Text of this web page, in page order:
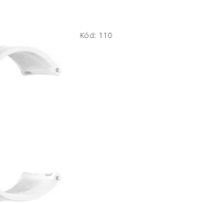
Kód: 110